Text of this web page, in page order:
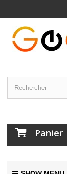
Panier